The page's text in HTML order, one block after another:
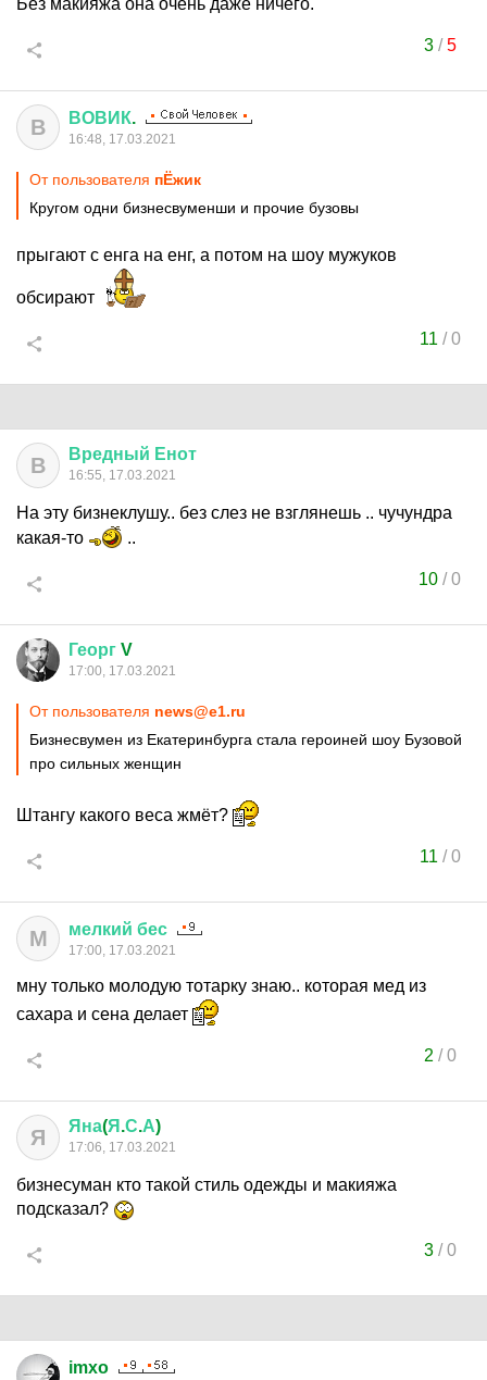
Без макияжа она очень даже ничего.
3/5
В ВОВИК.
16:48, 17.03.2021
От пользователя пЁжик
Кругом одни бизнесвуменши и прочие бузовы
прыгают с енга на енг, а потом на шоу мужуков
обсирают
11 /0
В Вредный Енот
16:55, 17.03.2021
На эту бизнеклушу.. без слез не взглянешь .. чучундра
какая-то
..
10 /0
Георг V
17:00, 17.03.2021
От пользователя news@e1.ru
Бизнесвумен из Екатеринбурга стала героиней шоу Бузовой
про сильных женщин
Штангу какого веса жмёт?
11 /0
М мелкий бес
17:00, 17.03.2021
мну только молодую тотарку знаю.. которая мед из
сахара и сена делает
2 /0
Я Яна(Я .С.А)
17:06, 17.03.2021
бизнесуман кто такой стиль одежды и макияжа
подсказал?
3/0
imxo